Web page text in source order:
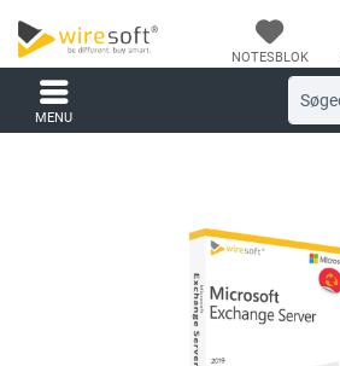
NOTESBLOK
MENU